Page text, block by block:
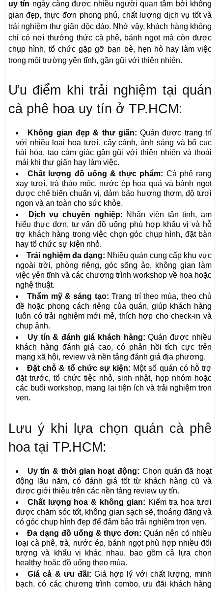
uy tín ngày càng được nhiều người quan tâm bởi không
gian đẹp, thực đơn phong phú, chất lượng dịch vụ tốt và
trải nghiệm thư giãn độc đáo. Nhờ vậy, khách hàng không
chỉ có nơi thưởng thức cà phê, bánh ngọt mà còn được
chụp hình, tổ chức gặp gỡ bạn bè, hẹn hò hay làm việc
trong môi trường yên tĩnh, gần gũi với thiên nhiên.
Ưu điểm khi trải nghiệm tại quán
cà phê hoa uy tín ở TP.HCM:
Không gian đẹp & thư giãn: Quán được trang trí
với nhiều loại hoa tươi, cây cảnh, ánh sáng và bố cục
hài hòa, tạo cảm giác gần gũi với thiên nhiên và thoải
mái khi thư giãn hay làm việc.
Chất lượng đồ uống & thực phẩm: Cà phê rang
xay tươi, trà thảo mộc, nước ép hoa quả và bánh ngọt
được chế biến chuẩn vị, đảm bảo hương thơm, độ tươi
ngon và an toàn cho sức khỏe.
Dịch vụ chuyên nghiệp: Nhân viên tận tình, am
hiểu thực đơn, tư vấn đồ uống phù hợp khẩu vị và hỗ
trợ khách hàng trong việc chọn góc chụp hình, đặt bàn
hay tổ chức sự kiện nhỏ.
Trải nghiệm đa dạng: Nhiều quán cung cấp khu vực
ngoài trời, phòng riêng, góc sống ảo, không gian làm
việc yên tĩnh và các chương trình workshop về hoa hoặc
nghệ thuật.
Thẩm mỹ & sáng tạo: Trang trí theo mùa, theo chủ
đề hoặc phong cách riêng của quán, giúp khách hàng
luôn có trải nghiệm mới mẻ, thích hợp cho check-in và
chụp ảnh.
Uy tín & đánh giá khách hàng: Quán được nhiều
khách hàng đánh giá cao, có phản hồi tích cực trên
mạng xã hội, review và nền tảng đánh giá địa phương.
Đặt chỗ & tổ chức sự kiện: Một số quán có hỗ trợ
đặt trước, tổ chức tiệc nhỏ, sinh nhật, họp nhóm hoặc
các buổi workshop, mang lại tiện ích và trải nghiệm trọn
vẹn.
Lưu ý khi lựa chọn quán cà phê
hoa tại TP.HCM:
Uy tín & thời gian hoạt động: Chọn quán đã hoạt
động lâu năm, có đánh giá tốt từ khách hàng cũ và
được giới thiệu trên các nền tảng review uy tín.
Chất lượng hoa & không gian: Kiểm tra hoa tươi
được chăm sóc tốt, không gian sạch sẽ, thoáng đãng và
có góc chụp hình đẹp để đảm bảo trải nghiệm trọn vẹn.
Đa dạng đồ uống & thực đơn: Quán nên có nhiều
loại cà phê, trà, nước ép, bánh ngọt phù hợp nhiều đối
tượng và khẩu vị khác nhau, bao gồm cả lựa chọn
healthy hoặc đồ uống theo mùa.
Giá cả & ưu đãi: Giá hợp lý với chất lượng, minh
bạch, có các chương trình combo, ưu đãi khách hàng